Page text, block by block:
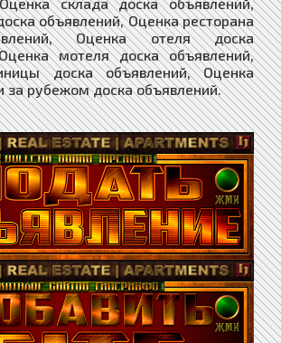
объявлений, Оценка ресторана
Оценка отеля доска
мотеля доска объявлений,
доска объявлений, Оценка
за рубежом доска объявлений.